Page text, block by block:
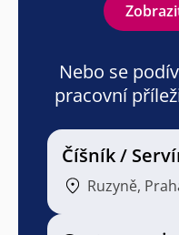
Nebo se
pracovní
Číšník /
Ruzyně,